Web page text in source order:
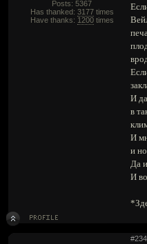
Posts: 5367
Has thanked: 3177times
Have thanks: 1200times
И
в
И
и
Да
И